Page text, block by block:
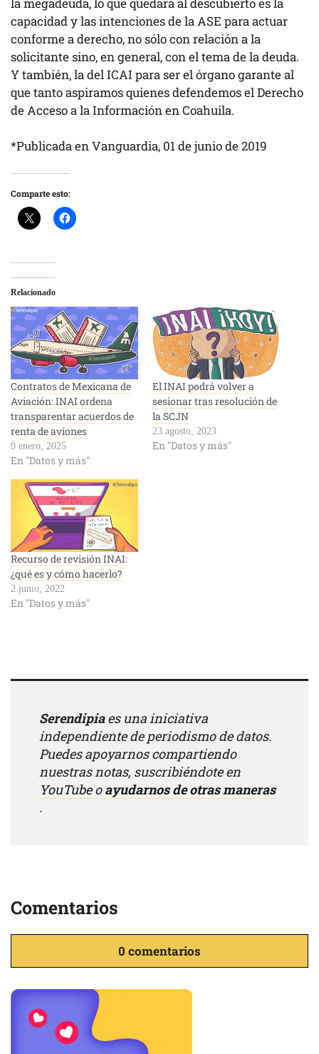
capacidad y las intenciones de la ASE para actuar
conforme a derecho, no sólo con relación a la
solicitante sino, en general, con el tema de la deuda.
Y también, la del ICAI para ser el órgano garante al
que tanto aspiramos quienes defendemos el Derecho
de Acceso a la Información en Coahuila.
*Publicada en Vanguardia, 01 de junio de 2019
Comparte esto:
Relacionado
Contratos de Mexicana de
Aviación: INAI ordena
transparentar acuerdos de
renta de aviones
9 enero, 2025
En "Datos y más"
El INAI podrá volver a
sesionar tras resolución de
la SCJN
23 agosto, 2023
En "Datos y más"
Recurso de revisión INAI:
¿qué es y cómo hacerlo?
2 junio, 2022
En "Datos y más"
Serendipiaes una iniciativa
independiente de periodismo de datos.
Puedes apoyarnos compartiendo
nuestras notas, suscribiéndote en
YouTubeoayudarnos de otras maneras
.
Comentarios
0 comentarios